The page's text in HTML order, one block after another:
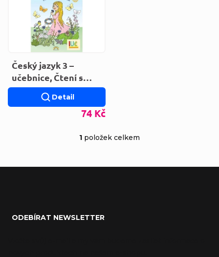
Český jazyk 3 –
učebnice, Čtení s
porozuměním
74 Kč
Detail
1 položek celkem
ODEBÍRAT NEWSLETTER